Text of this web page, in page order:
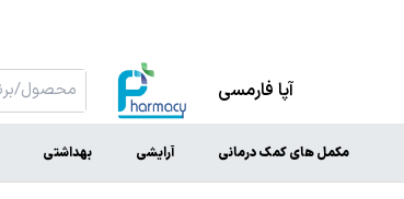
آپا فارمسی
مکمل های کمک درمانی آرایشی بهداشتی